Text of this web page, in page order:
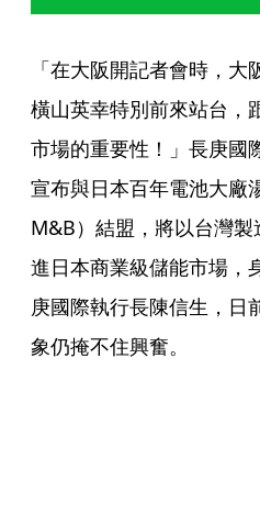
「在大阪開記者會時，
橫山英幸特別前來站台，
市場的重要性！」長庚國
宣布與日本百年電池大廠
M&B）結盟，將以台灣製
進日本商業級儲能市場，
庚國際執行長陳信生，日
象仍掩不住興奮。